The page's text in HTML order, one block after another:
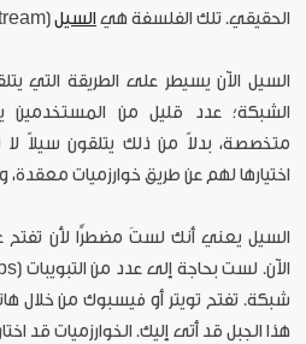
الحقيقي. تلك الفلسفة هي السيل(Stream)، أو مجرى المعلومات.
السيل الآن يسيطر على الطريقة التي
الشبكة؛ عدد قليل من
متخصصة، بدلاً من ذلك يتلقون سيلاً لا
اختيارها لهم عن طريق خوارزميات معقدة،
السيل يعني أنك لستَ مضطرًّا لأن تفتح
شبكة. تفتح تويتر أو فيسبوك من خلال
هذا الجبل قد أتى إليك. الخوارزميات قد